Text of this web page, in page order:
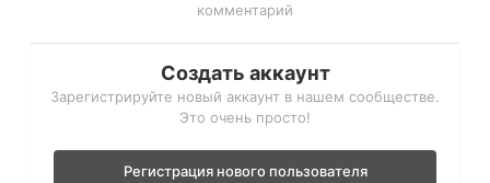
комментарий
Создать аккаунт
Зарегистрируйте новый аккаунт в нашем сообществе.
Это очень просто!
Регистрация нового пользователя